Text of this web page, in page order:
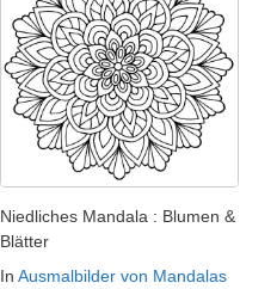
Niedliches Mandala : Blumen &
Blätter
InAusmalbilder von Mandalas